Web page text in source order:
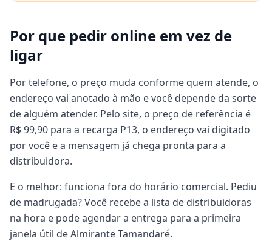
Por que pedir online em vez de
ligar
Por telefone, o preço muda conforme quem atende, o
endereço vai anotado à mão e você depende da sorte
de alguém atender. Pelo site, o preço de referência é
R$ 99,90 para a recarga P13, o endereço vai digitado
por você e a mensagem já chega pronta para a
distribuidora.
E o melhor: funciona fora do horário comercial. Pediu
de madrugada? Você recebe a lista de distribuidoras
na hora e pode agendar a entrega para a primeira
janela útil de Almirante Tamandaré.